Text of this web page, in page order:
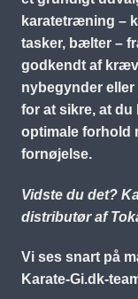
karatetræning –
tasker, bælter –
godkendt af
nybegynder
for at sikre, at
optimale forhold
fornøjelse.
Vidste du det?
distributør af
Vi ses snart på
Karate-Gi.dk-